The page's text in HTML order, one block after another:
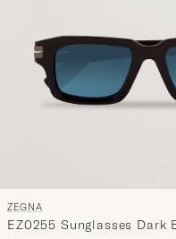
ZEGNA
EZ0255 Sunglasses Dark